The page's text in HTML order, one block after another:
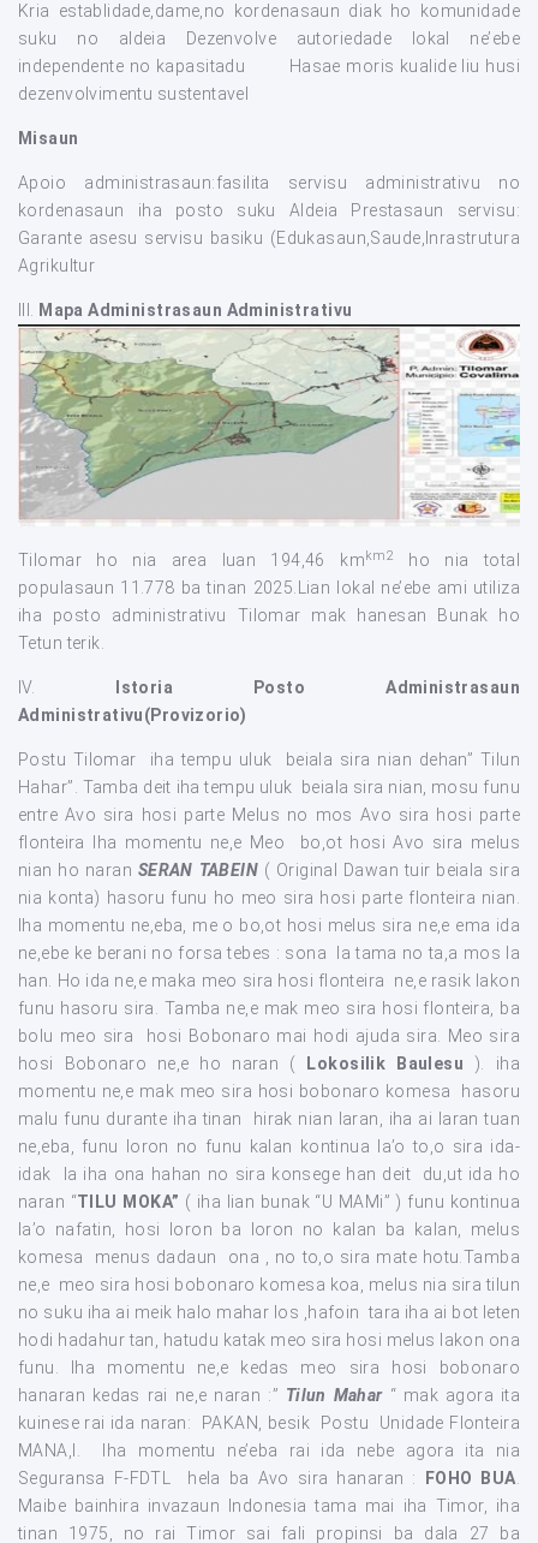
Kria establidade,dame,no kordenasaun diak ho komunidade
suku no aldeia Dezenvolve autoriedade lokal ne’ebe
independente no kapasitadu Hasae moris kualide liu husi
dezenvolvimentu sustentavel
Misaun
Apoio administrasaun:fasilita servisu administrativu no
kordenasaun iha posto suku Aldeia Prestasaun servisu:
Garante asesu servisu basiku (Edukasaun,Saude,Inrastrutura
Agrikultur
Mapa Administrasaun Administrativu
Tilomar ho nia area luan 194,46 kmkm2
ho nia total
populasaun 11.778 ba tinan 2025.Lian lokal ne’ebe ami utiliza
iha posto administrativu Tilomar mak hanesan Bunak ho
Tetun terik.
IV.
Istoria Posto Administrasaun
Administrativu(Provizorio)
Postu Tilomar iha tempu uluk beiala sira nian dehan” Tilun
Hahar”. Tamba deit iha tempu uluk beiala sira nian, mosu funu
entre Avo sira hosi parte Melus no mos Avo sira hosi parte
flonteira Iha momentu ne,e Meo bo,ot hosi Avo sira melus
nian ho naran SERAN TABEIN ( Original Dawan tuir beiala sira
nia konta) hasoru funu ho meo sira hosi parte flonteira nian.
Iha momentu ne,eba, me o bo,ot hosi melus sira ne,e ema ida
ne,ebe ke berani no forsa tebes : sona la tama no ta,a mos la
han. Ho ida ne,e maka meo sira hosi flonteira ne,e rasik lakon
funu hasoru sira. Tamba ne,e mak meo sira hosi flonteira, ba
bolu meo sira hosi Bobonaro mai hodi ajuda sira. Meo sira
hosi Bobonaro ne,e ho naran (
Lokosilik Baulesu ). iha
momentu ne,e mak meo sira hosi bobonaro komesa hasoru
malu funu durante iha tinan hirak nian laran, iha ai laran tuan
ne,eba, funu loron no funu kalan kontinua la’o to,o sira ida-
idak la iha ona hahan no sira konsege han deit du,ut ida ho
naran “TILU MOKA” ( iha lian bunak “U MAMi” ) funu kontinua
la’o nafatin, hosi loron ba loron no kalan ba kalan, melus
komesa menus dadaun ona , no to,o sira mate hotu.Tamba
ne,e meo sira hosi bobonaro komesa koa, melus nia sira tilun
no suku iha ai meik halo mahar los ,hafoin tara iha ai bot leten
hodi hadahur tan, hatudu katak meo sira hosi melus lakon ona
funu. Iha momentu ne,e kedas meo sira hosi bobonaro
hanaran kedas rai ne,e naran :” Tilun Mahar“ mak agora ita
kuinese rai ida naran: PAKAN, besik
Postu Unidade Flonteira
MANA,I. Iha momentu ne’eba rai ida nebe agora ita nia
Seguransa F-FDTL hela ba Avo sira hanaran :
FOHO BUA
Maibe bainhira invazaun Indonesia tama mai iha Timor, iha
tinan 1975, no rai Timor sai fali propinsi ba dala 27 ba